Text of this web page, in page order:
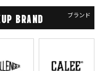
BRAND ブランド